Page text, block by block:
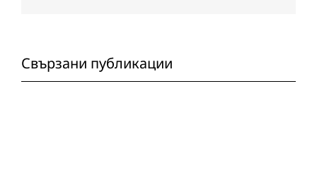
Свързани публикации